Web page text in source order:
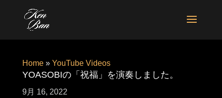
Home» YouTube Videos
YOASOBIの「祝福」を演奏しました。
9月 16, 2022